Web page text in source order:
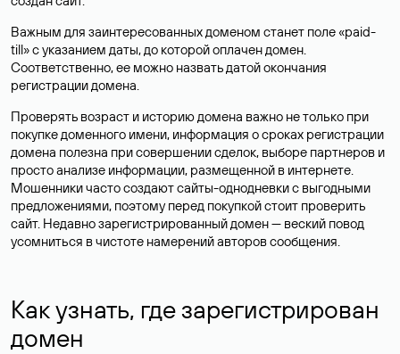
Важным для заинтересованных доменом станет поле «paid-
till» с указанием даты, до которой оплачен домен.
Соответственно, ее можно назвать датой окончания
регистрации домена.
Проверять возраст и историю домена важно не только при
покупке доменного имени, информация о сроках регистрации
домена полезна при совершении сделок, выборе партнеров и
просто анализе информации, размещенной в интернете.
Мошенники часто создают сайты-однодневки с выгодными
предложениями, поэтому перед покупкой стоит проверить
сайт. Недавно зарегистрированный домен — веский повод
усомниться в чистоте намерений авторов сообщения.
Как узнать, где зарегистрирован
домен